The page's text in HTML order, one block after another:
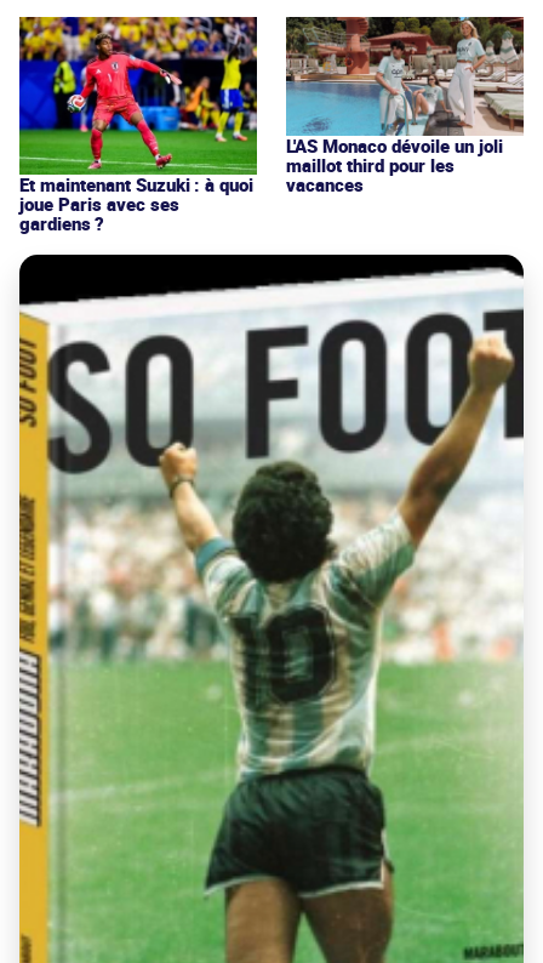
Et maintenant Suzuki : à quoi
joue Paris avec ses
gardiens ?
L'AS Monaco dévoile un joli
maillot third pour les
vacances